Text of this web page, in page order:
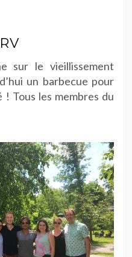
sur le vieillissement
un barbecue pour
Tous les membres du